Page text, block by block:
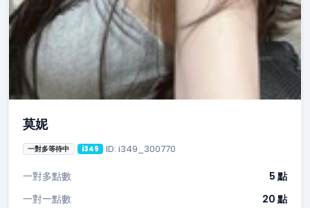
莫妮
一對多等待中 i349 ID: i349_300770
一對多點數
5 點
一對一點數
20 點